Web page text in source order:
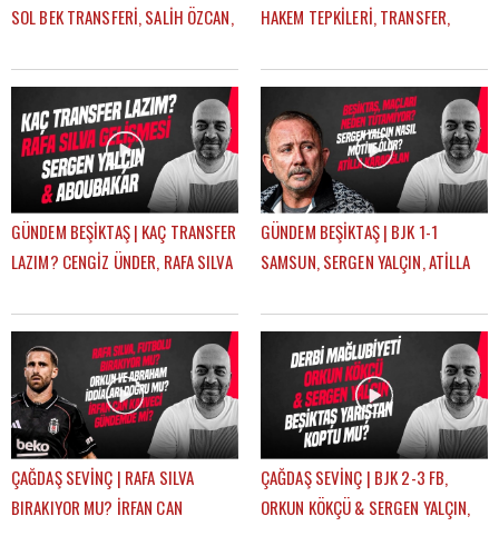
SOL BEK TRANSFERİ, SALİH ÖZCAN,
SEVİNÇ
HAKEM TEPKİLERİ, TRANSFER,
ÇAĞDAŞ SEVİNÇ
GÜNDEM BEŞİKTAŞ | KAÇ TRANSFER
LAZIM? CENGİZ ÜNDER, RAFA SILVA
SEVİNÇ
GÜNDEM BEŞİKTAŞ | BJK 1-1
SAMSUN, SERGEN YALÇIN, ATİLLA
ÇAĞDAŞ SEVİNÇ
ÇAĞDAŞ SEVİNÇ | RAFA SILVA
BIRAKIYOR MU? İRFAN CAN
ÇAĞDAŞ SEVİNÇ | BJK 2-3 FB,
ORKUN KÖKÇÜ & SERGEN YALÇIN,